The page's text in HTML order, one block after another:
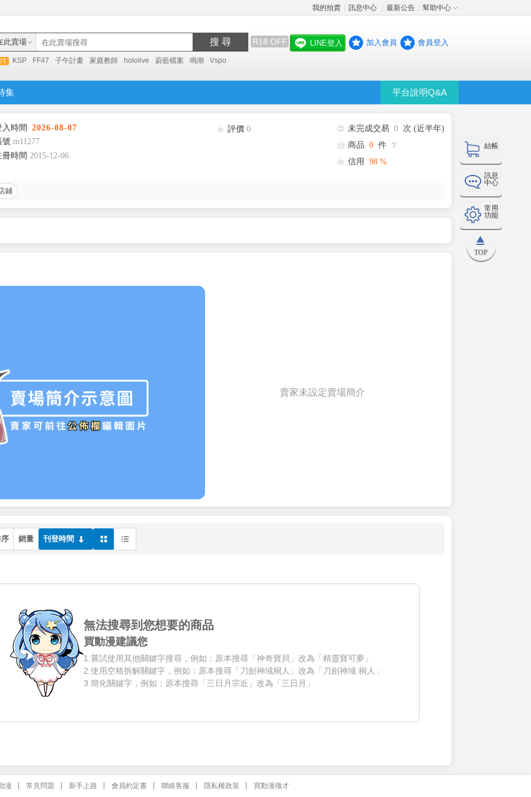
我的拍賣 訊息中心 最新公告 幫助中心
此賣場 搜 尋 R18 OFF
KSP FF47 子午計畫 家庭教師 hololive 蔚藍檔案 鳴潮 Vspo
LINE登入 加入會員 會員登入
集 平台說明Q&A
結帳
訊息
中心
常用
功能
TOP
時間
2026-08-07
號 m11277
時間 2015-12-06
評價 0 未完成交易 0 次 (近半年)
商品 0 件 ❔
信用
98 %
鋪
賣家未設定賣場簡介
銷量 刊登時間
無法搜尋到您想要的商品
買動漫建議您
1.嘗試使用其他關鍵字搜尋，例如：原本搜尋「神奇寶貝」改為「精靈寶可夢」
2.使用空格拆解關鍵字，例如：原本搜尋「刀劍神域桐人」改為「刀劍神域 桐人」
3.簡化關鍵字，例如：原本搜尋「三日月宗近」改為「三日月」
漫 常見問題 新手上路 會員約定書 聯絡客服 隱私權政策 買動漫徵才